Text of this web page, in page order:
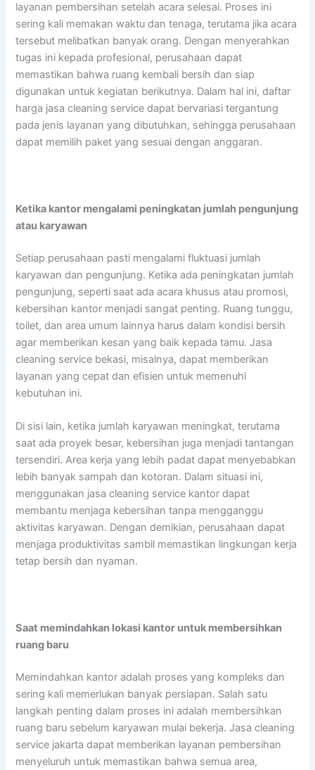
layanan pembersihan setelah acara selesai. Proses ini
sering kali memakan waktu dan tenaga, terutama jika acara
tersebut melibatkan banyak orang. Dengan menyerahkan
tugas ini kepada profesional, perusahaan dapat
memastikan bahwa ruang kembali bersih dan siap
digunakan untuk kegiatan berikutnya. Dalam hal ini, daftar
harga jasa cleaning service dapat bervariasi tergantung
pada jenis layanan yang dibutuhkan, sehingga perusahaan
dapat memilih paket yang sesuai dengan anggaran.
Ketika kantor mengalami peningkatan jumlah pengunjung
atau karyawan
Setiap perusahaan pasti mengalami fluktuasi jumlah
karyawan dan pengunjung. Ketika ada peningkatan jumlah
pengunjung, seperti saat ada acara khusus atau promosi,
kebersihan kantor menjadi sangat penting. Ruang tunggu,
toilet, dan area umum lainnya harus dalam kondisi bersih
agar memberikan kesan yang baik kepada tamu. Jasa
cleaning service bekasi, misalnya, dapat memberikan
layanan yang cepat dan efisien untuk memenuhi
kebutuhan ini.
Di sisi lain, ketika jumlah karyawan meningkat, terutama
saat ada proyek besar, kebersihan juga menjadi tantangan
tersendiri. Area kerja yang lebih padat dapat menyebabkan
lebih banyak sampah dan kotoran. Dalam situasi ini,
menggunakan jasa cleaning service kantor dapat
membantu menjaga kebersihan tanpa mengganggu
aktivitas karyawan. Dengan demikian, perusahaan dapat
menjaga produktivitas sambil memastikan lingkungan kerja
tetap bersih dan nyaman.
Saat memindahkan lokasi kantor untuk membersihkan
ruang baru
Memindahkan kantor adalah proses yang kompleks dan
sering kali memerlukan banyak persiapan. Salah satu
langkah penting dalam proses ini adalah membersihkan
ruang baru sebelum karyawan mulai bekerja. Jasa cleaning
service jakarta dapat memberikan layanan pembersihan
menyeluruh untuk memastikan bahwa semua area,